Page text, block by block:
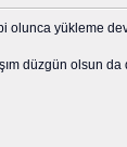
olunca yükleme
düzgün olsun da